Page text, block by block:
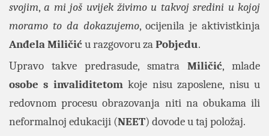
svojim,a mi još uvijek živimo u takvoj sredini u kojoj
moramo to da dokazujemo, ocijenila je aktivistkinja
Anđela Miličiću razgovoru zaPobjedu.
Upravo takve predrasude, smatra Miličić, mlade
osobe s invaliditetomkoje nisu zaposlene, nisu u
redovnom procesu obrazovanja niti na obukama ili
neformalnoj edukaciji (NEET) dovode u taj položaj.